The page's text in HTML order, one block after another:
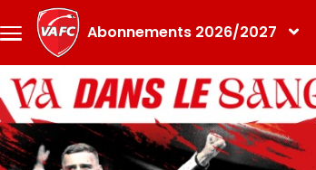
Aller au contenu principal
Menu
Principal
Abonnements 2026/2027